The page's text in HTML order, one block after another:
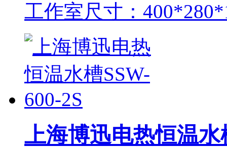
工作室尺寸：
上海博迅电热恒温水